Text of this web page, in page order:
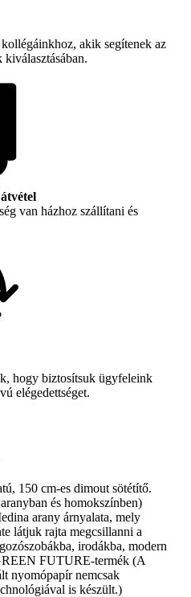
akik segítenek az
van házhoz szállítani és
hogy biztosítsuk ügyfeleink
elégedettséget.
150 cm-es dimout sötétítő.
és homokszínben)
arany árnyalata, mely
látjuk rajta megcsillanni a
irodákba, modern
FUTURE-termék (A
nyomópapír nemcsak
is készült.)